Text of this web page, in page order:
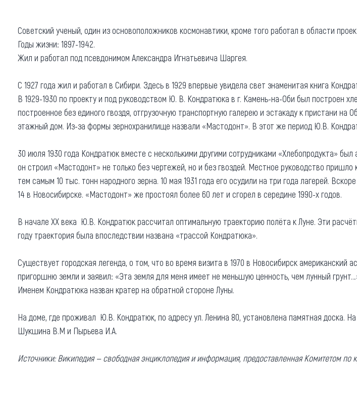
Рестораны
Кафе
Новости
Что привезти (сувениры)
Другие рубрики
О нас
Реестр туроператоров
Алтайского края
Реестр туристических
Обращения граждан
Советский ученый, один из основоположников космонавтики, кроме того работал в области
Годы жизни: 1897-1942.
Жил и работал под псевдонимом Александра Игнатьевича Шаргея.
С 1927 года жил и работал в Сибири. Здесь в 1929 впервые увидела свет знаменитая книга
В 1929-1930 по проекту и под руководством Ю. В. Кондратюка в г. Камень-на-Оби был построен
построенное без единого гвоздя, отгрузочную транспортную галерею и эстакаду к пристани
этажный дом. Из-за формы зернохранилище назвали «Мастодонт». В этот же период Ю.В.
30 июля 1930 года Кондратюк вместе с несколькими другими сотрудниками «Хлебопродукта»
он строил «Мастодонт» не только без чертежей, но и без гвоздей. Местное руководство
тем самым 10 тыс. тонн народного зерна. 10 мая 1931 года его осудили на три года лагерей.
14 в Новосибирске. «Мастодонт» же простоял более 60 лет и сгорел в середине 1990-х годов.
В начале ХХ века Ю.В. Кондратюк рассчитал оптимальную траекторию полёта к Луне. Эти
году траектория была впоследствии названа «трассой Кондратюка».
Существует городская легенда, о том, что во время визита в 1970 в Новосибирск
пригоршню земли и заявил: «Эта земля для меня имеет не меньшую ценность, чем лунный
Именем Кондратюка назван кратер на обратной стороне Луны.
На доме, где проживал Ю.В. Кондратюк, по адресу ул. Ленина 80, установлена памятная
Шукшина В.М и Пырьева И.А.
Источники: Википедия — свободная энциклопедия и информация, предоставленная Комитетом по